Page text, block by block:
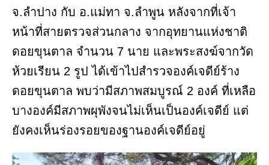
จ.ลำปาง กับ อ.แม่ทา จ.ลำพูน หลังจากที่เจ้า
หน้าที่สายตรวจส่วนกลาง จากอุทยานแห่งชาติ
ดอยขุนตาล จำนวน 7 นาย และพระสงฆ์จากวัด
ห้วยเรียน 2 รูป ได้เข้าไปสำรวจองค์เจดีย์ร้าง
ดอยขุนตาล พบว่ามีสภาพสมบูรณ์ 2 องค์ ที่เหลือ
บางองค์มีสภาพผุพังจนไม่เห็นเป็นองค์เจดีย์ แต่
ยังคงเห็นร่องรอยของฐานองค์เจดีย์อยู่